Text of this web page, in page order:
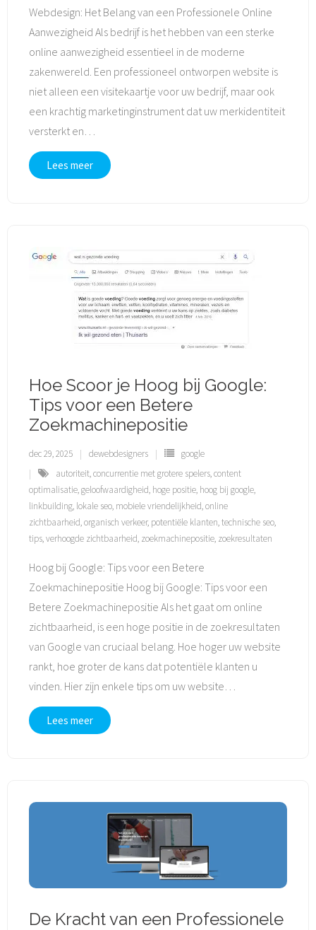
Webdesign: Het Belang van een Professionele Online
Aanwezigheid Als bedrijf is het hebben van een sterke
online aanwezigheid essentieel in de moderne
zakenwereld. Een professioneel ontworpen website is
niet alleen een visitekaartje voor uw bedrijf, maar ook
een krachtig marketinginstrument dat uw merkidentiteit
versterkt en
Lees meer
Hoe Scoor je Hoog bij Google:
Tips voor een Betere
Zoekmachinepositie
dec 29, 2025 dewebdesigners
google
autoriteit,concurrentie met grotere spelers,content
optimalisatie,geloofwaardigheid, hoge positie, hoog bij google,
linkbuilding, lokale seo, mobiele vriendelijkheid,online
zichtbaarheid,organisch verkeer, potentiële klanten,technische seo,
tips,verhoogde zichtbaarheid, zoekmachinepositie, zoekresultaten
Hoog bij Google: Tips voor een Betere
Zoekmachinepositie Hoog bij Google: Tips voor een
Betere Zoekmachinepositie Als het gaat om online
zichtbaarheid, is een hoge positie in de zoekresultaten
van Google van cruciaal belang. Hoe hoger uw website
rankt, hoe groter de kans dat potentiële klanten u
vinden. Hier zijn enkele tips om uw website
Lees meer
De Kracht van een Professionele